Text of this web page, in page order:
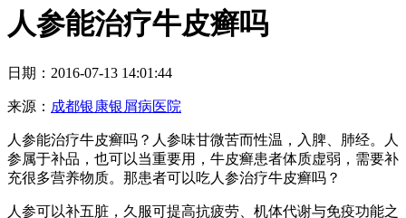
人参能治疗牛皮癣吗
日期：2016-07-13 14:01:44
来源： 成都银康银屑病医院
人参能治疗牛皮癣吗？人参味甘微苦而性温，入脾、肺经。人
参属于补品，也可以当重要用，牛皮癣患者体质虚弱，需要补
充很多营养物质。那患者可以吃人参治疗牛皮癣吗？
人参可以补五脏，久服可提高抗疲劳、机体代谢与免疫功能之